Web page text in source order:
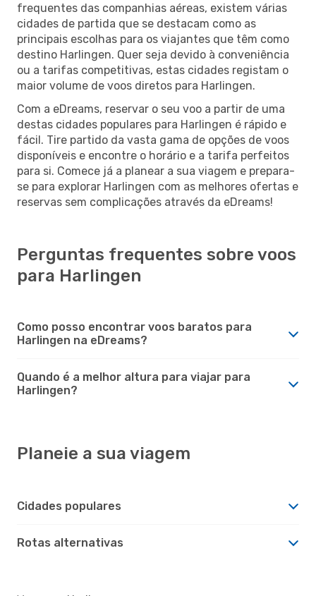
frequentes das companhias aéreas, existem várias
cidades de partida que se destacam como as
principais escolhas para os viajantes que têm como
destino Harlingen. Quer seja devido à conveniência
ou a tarifas competitivas, estas cidades registam o
maior volume de voos diretos para Harlingen.
Com a eDreams, reservar o seu voo a partir de uma
destas cidades populares para Harlingen é rápido e
fácil. Tire partido da vasta gama de opções de voos
disponíveis e encontre o horário e a tarifa perfeitos
para si. Comece já a planear a sua viagem e prepara-
se para explorar Harlingen com as melhores ofertas e
reservas sem complicações através da eDreams!
Perguntas frequentes sobre voos
para Harlingen
Como posso encontrar voos baratos para
Harlingen na eDreams?
Quando é a melhor altura para viajar para
Harlingen?
Planeie a sua viagem
Cidades populares
Rotas alternativas